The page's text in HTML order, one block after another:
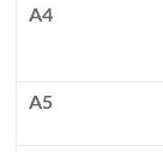
A4
A5